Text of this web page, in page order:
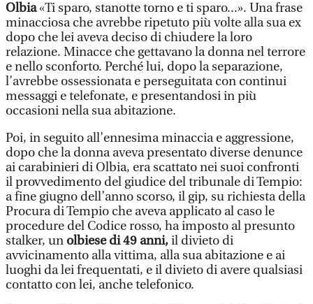
Olbia«Ti sparo, stanotte torno e ti sparo...». Una frase
minacciosa che avrebbe ripetuto più volte alla sua ex
dopo che lei aveva deciso di chiudere la loro
relazione. Minacce che gettavano la donna nel terrore
e nello sconforto. Perché lui, dopo la separazione,
l’avrebbe ossessionata e perseguitata con continui
messaggi e telefonate, e presentandosi in più
occasioni nella sua abitazione.
Poi, in seguito all’ennesima minaccia e aggressione,
dopo che la donna aveva presentato diverse denunce
ai carabinieri di Olbia, era scattato nei suoi confronti
il provvedimento del giudice del tribunale di Tempio:
a fine giugno dell’anno scorso, il gip, su richiesta della
Procura di Tempio che aveva applicato al caso le
procedure del Codice rosso, ha imposto al presunto
stalker, un olbiese di 49 anni,il divieto di
avvicinamento alla vittima, alla sua abitazione e ai
luoghi da lei frequentati, e il divieto di avere qualsiasi
contatto con lei, anche telefonico.